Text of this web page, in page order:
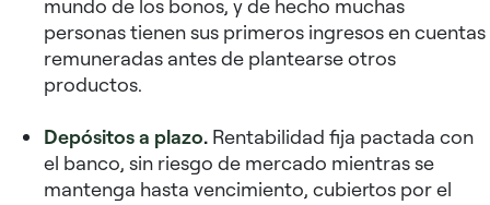
mundo de los bonos, y de hecho muchas
personas tienen sus primeros ingresos en cuentas
remuneradas antes de plantearse otros
productos.
Depósitos a plazo. Rentabilidad fija pactada con
el banco, sin riesgo de mercado mientras se
mantenga hasta vencimiento, cubiertos por el